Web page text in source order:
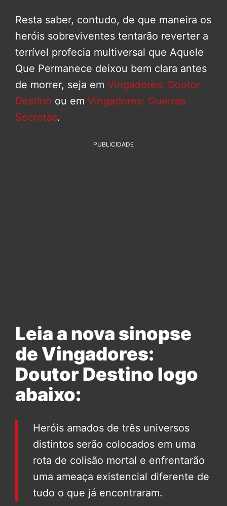
Resta saber, contudo, de que maneira os
heróis sobreviventes tentarão reverter a
terrível profecia multiversal que Aquele
Que Permanece deixou bem clara antes
de morrer, seja em Vingadores: Doutor
Destino ou em Vingadores: Guerras
Secretas.
PUBLICIDADE
Leia a nova sinopse
de Vingadores:
Doutor Destino logo
abaixo:
Heróis amados de três universos
distintos serão colocados em uma
rota de colisão mortal e enfrentarão
uma ameaça existencial diferente de
tudo o que já encontraram.